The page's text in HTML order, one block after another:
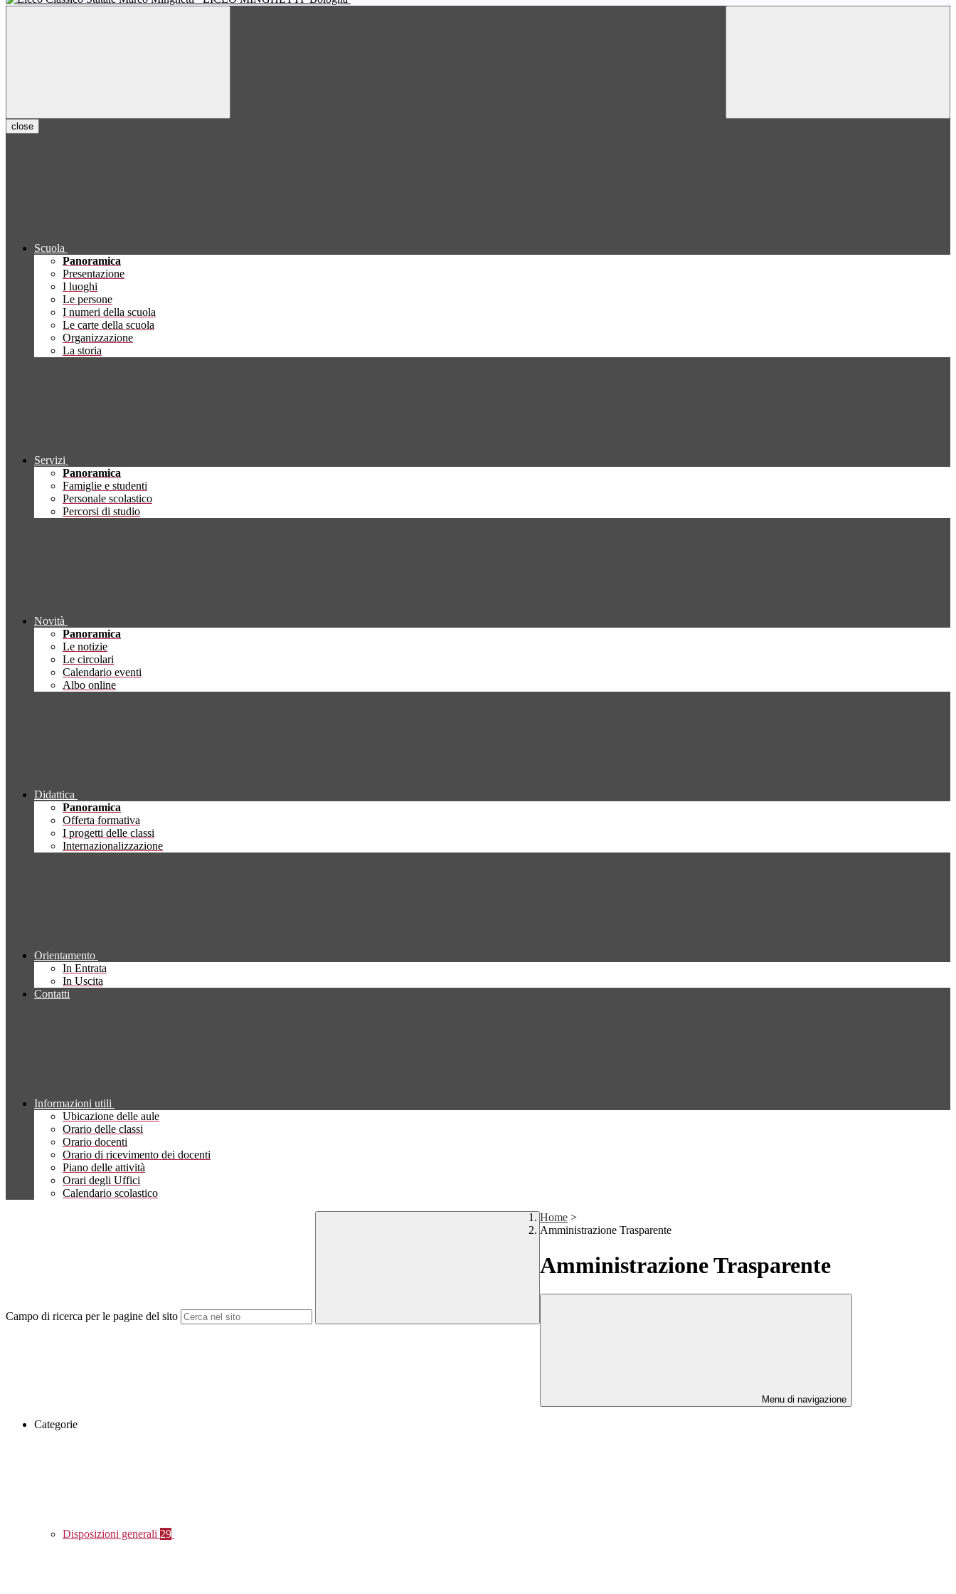
close
Scuola
Panoramica
Presentazione
I luoghi
Le persone
I numeri della scuola
Le carte della scuola
Organizzazione
La storia
Servizi
Panoramica
Famiglie e studenti
Personale scolastico
Percorsi di studio
Novità
Panoramica
Le notizie
Le circolari
Calendario eventi
Albo online
Didattica
Panoramica
Offerta formativa
I progetti delle classi
Internazionalizzazione
Orientamento
In Entrata
In Uscita
Contatti
Informazioni utili
Ubicazione delle aule
Orario delle classi
Orario docenti
Orario di ricevimento dei docenti
Piano delle attività
Orari degli Uffici
Calendario scolastico
Campo di ricerca per le pagine del sito
Home >
Amministrazione Trasparente
Amministrazione Trasparente
Menu di navigazione
Categorie
Disposizioni generali 29